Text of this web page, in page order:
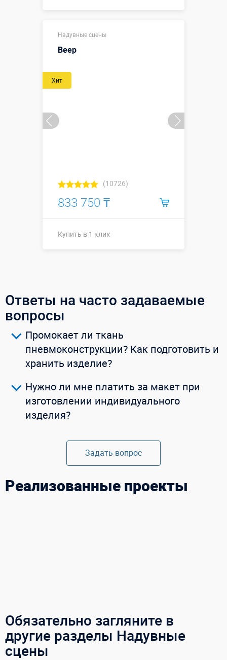
Надувные сцены
Веер
Хит
(10726)
833 750 ₸
Купить в 1 клик
Больше деталей →
Ответы на часто задаваемые
вопросы
Промокает ли ткань
пневмоконструкции? Как подготовить и
хранить изделие?
Нужно ли мне платить за макет при
изготовлении индивидуального
изделия?
Задать вопрос
Реализованные проекты
Обязательно загляните в
другие разделы Надувные
сцены